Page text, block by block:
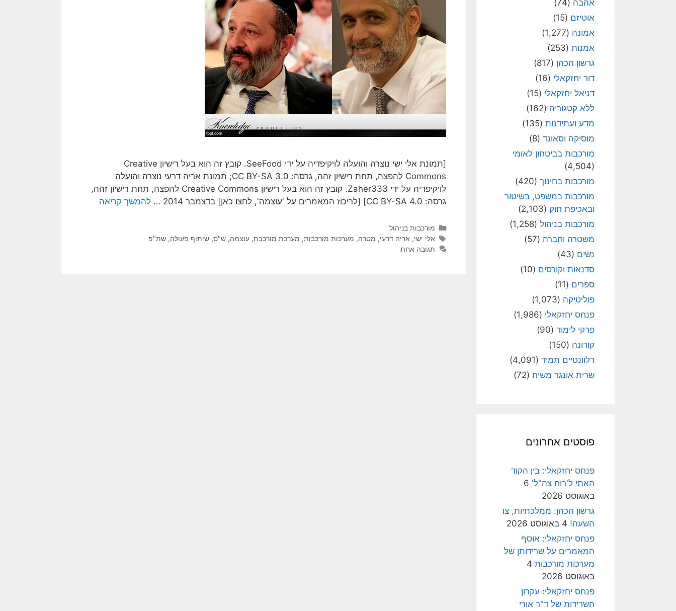
[תמונת אלי ישי נוצרה והועלה לויקיפדיה על ידי SeeFood. קובץ זה הוא בעל רישיון Creative
Commons להפצה, תחת רישיון זהה, גרסה: CC BY-SA 3.0; תמונת אריה דרעי נוצרה והועלה
לויקיפדיה על ידי Zaher333. קובץ זה הוא בעל רישיון Creative Commons להפצה, תחת רישיון זהה,
גרסה: CC BY-SA 4.0] [לריכוז המאמרים על 'עוצמה', לחצו כאן] בדצמבר 2014 …
להמשך קריאה
קטגוריות
מורכבות בניהול
תגיות
אלי ישי, אריה דרעי, מטרה, מערכות מורכבות, מערכת מורכבת, עוצמה, ש"ס, שיתוף פעולה, שת"פ
תגובה אחת
אהבה (74)
אוטיזם (15)
אמונה (1,277)
אמנות (253)
גרשון הכהן (817)
דור יחזקאלי (16)
דניאל יחזקאלי (15)
ללא קטגוריה (162)
מדע ועתידנות (135)
מוסיקה וסאונד (8)
מורכבות בביטחון לאומי
(4,504)
מורכבות בחינוך (420)
מורכבות במשפט, בשיטור
ובאכיפת חוק (2,103)
מורכבות בניהול (1,258)
משטרה וחברה (57)
נשים (43)
סדנאות וקורסים (10)
ספרים (11)
פוליטיקה (1,073)
פנחס יחזקאלי (1,986)
פרקי לימוד (90)
קורונה (150)
רלוונטיים תמיד (4,091)
שרית אונגר משיח (72)
פוסטים אחרונים
פנחס יחזקאלי: בין הקוד
האתי ל'רוח צה"ל' 6
באוגוסט 2026
גרשון הכהן: ממלכתיות, צו
השעה! 4 באוגוסט 2026
פנחס יחזקאלי: אוסף
המאמרים על שרידותן של
מערכות מורכבות 4
באוגוסט 2026
פנחס יחזקאלי: עקרון
השרידות של ד"ר אורי